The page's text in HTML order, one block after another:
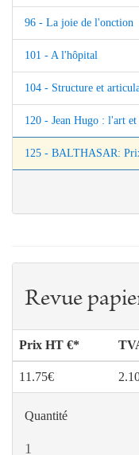
96 - La joie de l'onction
101 - A l'hôpital
104 - Structure et
120 - Jean Hugo : l'art
125 - BALTHASAR:
Revue
Prix HT €*
11.75€
Quantité